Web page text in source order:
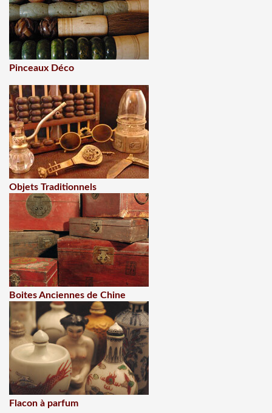
Pinceaux Déco
Objets Traditionnels
Boites Anciennes de Chine
Flacon à parfum